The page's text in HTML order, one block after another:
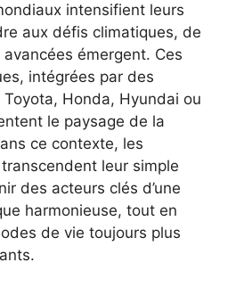
intensifient leurs
aux défis climatiques, de
émergent. Ces
intégrées par des
Honda, Hyundai ou
le paysage de la
ce contexte, les
leur simple
des acteurs clés d’une
harmonieuse, tout en
de vie toujours plus